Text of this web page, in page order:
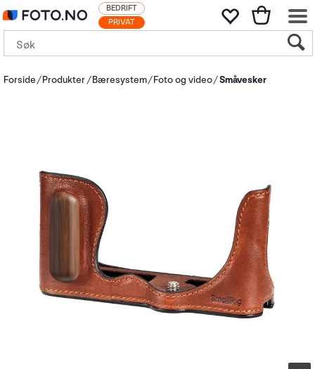
PRIVAT
BEDRIFT
Forside Produkter Bæresystem Foto og video Småvesker